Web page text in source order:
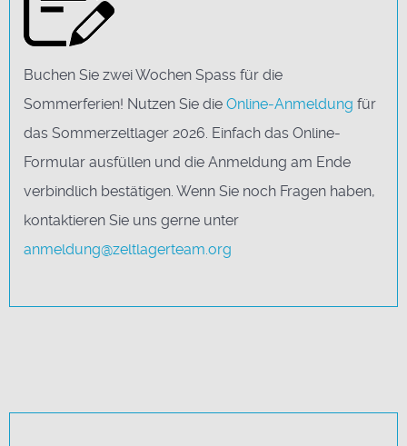
Buchen Sie zwei Wochen Spass für die
Sommerferien! Nutzen Sie die Online-Anmeldung für
das Sommerzeltlager 2026. Einfach das Online-
Formular ausfüllen und die Anmeldung am Ende
verbindlich bestätigen. Wenn Sie noch Fragen haben,
kontaktieren Sie uns gerne unter
anmeldung@zeltlagerteam.org